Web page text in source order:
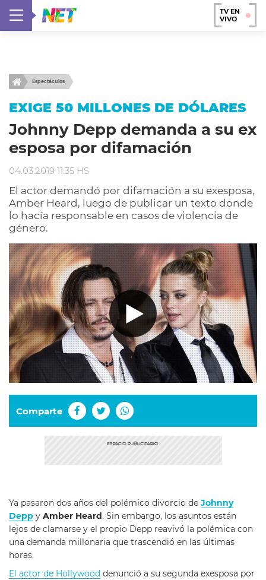
TV EN
VIVO
Espectáculos
EXIGE 50 MILLONES DE DÓLARES
Johnny Depp demanda a su ex
esposa por difamación
04.03.2019 11:35 HS
El actor demandó por difamación a su exesposa,
Amber Heard, luego de publicar un texto donde
lo hacía responsable en casos de violencia de
género.
Comparte
Ya pasaron dos años del polémico divorcio de Johnny
Depp y Amber Heard. Sin embargo, los asuntos están
lejos de clamarse y el propio Depp reavivó la polémica con
una demanda millonaria que trascendió en las últimas
horas.
El actor de Hollywood denunció a su segunda exesposa por